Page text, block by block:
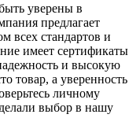
уверены в
предлагает
всех стандартов и
имеет сертификаты
и высокую
товар, а уверенность
личному
выбор в нашу